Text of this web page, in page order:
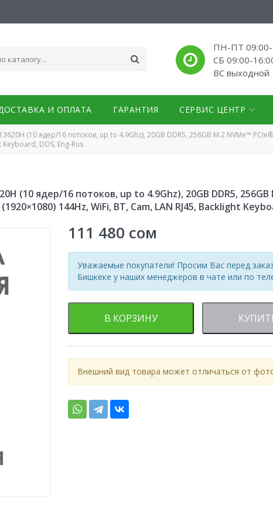
ПН-ПТ 09:00-
СБ 09:00-
ВС выходной
И ОПЛАТА ГАРАНТИЯ СЕРВИС ЦЕНТР
(10 ядер/16 потоков, up to 4.9Ghz), 20GB DDR5, 256GB M.2 NVMe™ PCIe®
Keyboard, DOS, Eng-Rus
(10 ядер/16 потоков, up to 4.9Ghz), 20GB DDR5, 256GB
144Hz, WiFi, BT, Cam, LAN RJ45, Backlight
111 480 сом
Уважаемые покупатели! Просим Вас перед
Бишкеке у наших менеджеров в чате или по
В КОРЗИНУ
Внешний вид товара может отличаться от